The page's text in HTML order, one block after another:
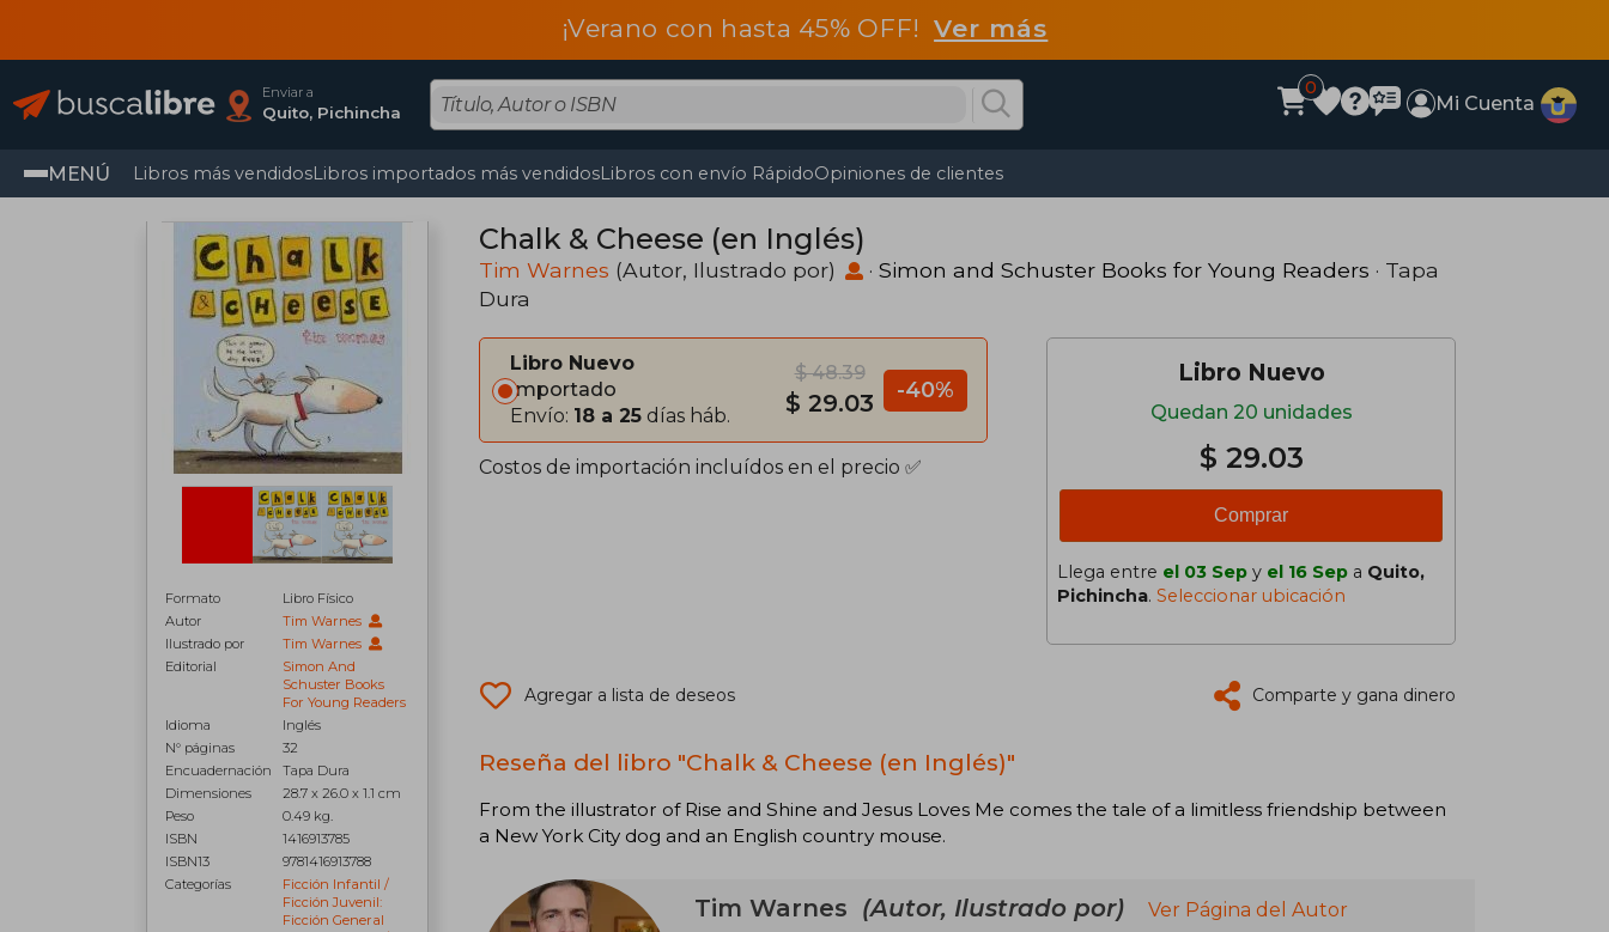
¡Verano con hasta 45% OFF!Ver más
Enviar a
Quito, Pichincha
0
Mi Cuenta
MENÚ Libros más vendidosLibros importados más vendidosLibros con envío RápidoOpiniones de clientes
Formato
Libro Físico
Autor
Tim Warnes
Ilustrado por
Tim Warnes
Editorial
Simon And
Schuster Books
For Young Readers
Idioma
Inglés
N° páginas
32
Encuadernación
Tapa Dura
Dimensiones
28.7 x 26.0 x 1.1 cm
Peso
0.49 kg.
ISBN
1416913785
ISBN13
9781416913788
Categorías
Ficción Infantil /
Ficción Juvenil:
Ficción General
Chalk & Cheese (en Inglés)
Tim Warnes (Autor, Ilustrado por) · Simon and Schuster Books for Young Readers · Tapa
Dura
Libro Nuevo
Importado
Envío: 18 a 25 días háb.
$ 48.39
$ 29.03 -40%
Costos de importación incluídos en el precio ✅
Libro Nuevo
Quedan 20 unidades
$ 29.03
Comprar
Llega entre el 03 Sep y el 16 Sep a Quito,
Pichincha. Seleccionar ubicación
Agregar a lista de deseos Comparte y gana dinero
Reseña del libro "Chalk & Cheese (en Inglés)"
From the illustrator of Rise and Shine and Jesus Loves Me comes the tale of a limitless friendship between
a New York City dog and an English country mouse.
Tim Warnes (Autor, Ilustrado por)
Ver Página del Autor